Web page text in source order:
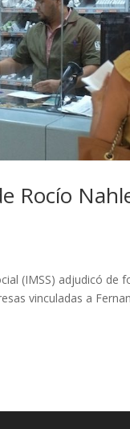
Rocío
(IMSS) adjudicó de
vinculadas a